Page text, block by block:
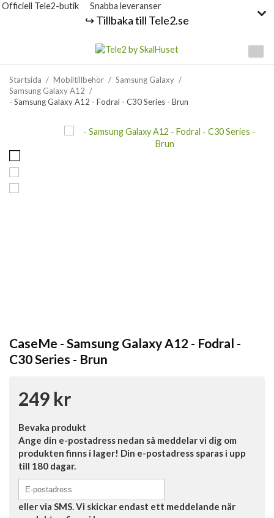
Officiell Tele2-butik Snabba leveranser
↪️ Tillbaka till Tele2.se
Startsida / Mobiltillbehör / Samsung Galaxy /
Samsung Galaxy A12 /
- Samsung Galaxy A12 - Fodral - C30 Series - Brun
CaseMe - Samsung Galaxy A12 - Fodral -
C30 Series - Brun
249 kr
Bevaka produkt
Ange din e-postadress nedan så meddelar vi dig om
produkten finns i lager! Din e-postadress sparas i upp
till 180 dagar.
eller via SMS. Vi skickar endast ett meddelande när